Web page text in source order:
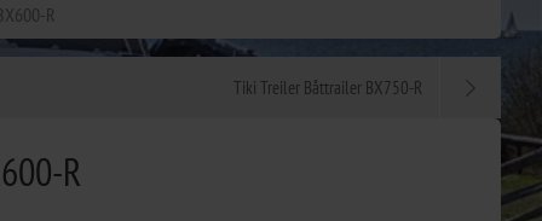
R
Tiki Treiler Båttrailer BX750-R
R